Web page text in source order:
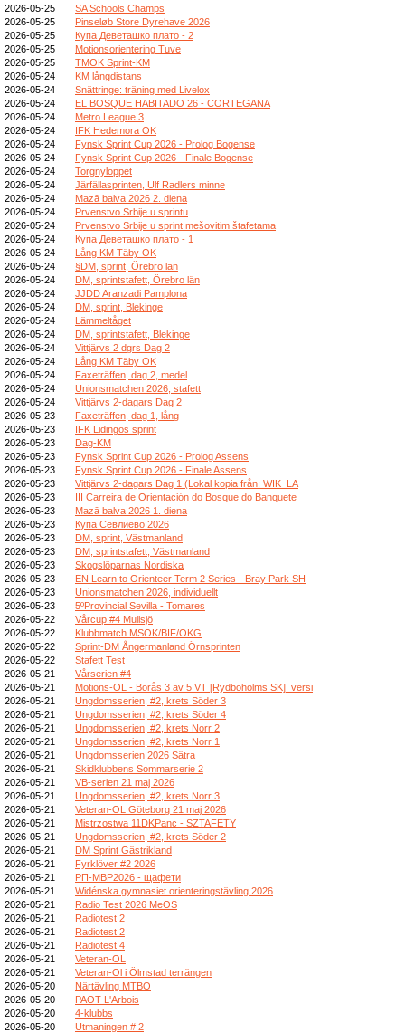
2026-05-25
SA Schools Champs
2026-05-25
Pinseløb Store Dyrehave 2026
2026-05-25
Купа Деветашко плато - 2
2026-05-25
Motionsorientering Tuve
2026-05-25
TMOK Sprint-KM
2026-05-24
KM långdistans
2026-05-24
Snättringe: träning med Livelox
2026-05-24
EL BOSQUE HABITADO 26 - CORTEGANA
2026-05-24
Metro League 3
2026-05-24
IFK Hedemora OK
2026-05-24
Fynsk Sprint Cup 2026 - Prolog Bogense
2026-05-24
Fynsk Sprint Cup 2026 - Finale Bogense
2026-05-24
Torgnyloppet
2026-05-24
Järfällasprinten, Ulf Radlers minne
2026-05-24
Mazā balva 2026 2. diena
2026-05-24
Prvenstvo Srbije u sprintu
2026-05-24
Prvenstvo Srbije u sprint mešovitim štafetama
2026-05-24
Купа Деветашко плато - 1
2026-05-24
Lång KM Täby OK
2026-05-24
§DM, sprint, Örebro län
2026-05-24
DM, sprintstafett, Örebro län
2026-05-24
JJDD Aranzadi Pamplona
2026-05-24
DM, sprint, Blekinge
2026-05-24
Lämmeltåget
2026-05-24
DM, sprintstafett, Blekinge
2026-05-24
Vittjärvs 2 dgrs Dag 2
2026-05-24
Lång KM Täby OK
2026-05-24
Faxeträffen, dag 2, medel
2026-05-24
Unionsmatchen 2026, stafett
2026-05-24
Vittjärvs 2-dagars Dag 2
2026-05-23
Faxeträffen, dag 1, lång
2026-05-23
IFK Lidingös sprint
2026-05-23
Dag-KM
2026-05-23
Fynsk Sprint Cup 2026 - Prolog Assens
2026-05-23
Fynsk Sprint Cup 2026 - Finale Assens
2026-05-23
Vittjärvs 2-dagars Dag 1 (Lokal kopia från: WIK_LA
2026-05-23
III Carreira de Orientación do Bosque do Banquete
2026-05-23
Mazā balva 2026 1. diena
2026-05-23
Купа Севлиево 2026
2026-05-23
DM, sprint, Västmanland
2026-05-23
DM, sprintstafett, Västmanland
2026-05-23
Skogslöparnas Nordiska
2026-05-23
EN Learn to Orienteer Term 2 Series - Bray Park SH
2026-05-23
Unionsmatchen 2026, individuellt
2026-05-23
5ºProvincial Sevilla - Tomares
2026-05-22
Vårcup #4 Mullsjö
2026-05-22
Klubbmatch MSOK/BIF/OKG
2026-05-22
Sprint-DM Ångermanland Örnsprinten
2026-05-22
Stafett Test
2026-05-21
Vårserien #4
2026-05-21
Motions-OL - Borås 3 av 5 VT [Rydboholms SK]_versi
2026-05-21
Ungdomsserien, #2, krets Söder 3
2026-05-21
Ungdomsserien, #2, krets Söder 4
2026-05-21
Ungdomsserien, #2, krets Norr 2
2026-05-21
Ungdomsserien, #2, krets Norr 1
2026-05-21
Ungdomsserien 2026 Sätra
2026-05-21
Skidklubbens Sommarserie 2
2026-05-21
VB-serien 21 maj 2026
2026-05-21
Ungdomsserien, #2, krets Norr 3
2026-05-21
Veteran-OL Göteborg 21 maj 2026
2026-05-21
Mistrzostwa 11DKPanc - SZTAFETY
2026-05-21
Ungdomsserien, #2, krets Söder 2
2026-05-21
DM Sprint Gästrikland
2026-05-21
Fyrklöver #2 2026
2026-05-21
РП-МВР2026 - щафети
2026-05-21
Widénska gymnasiet orienteringstävling 2026
2026-05-21
Radio Test 2026 MeOS
2026-05-21
Radiotest 2
2026-05-21
Radiotest 2
2026-05-21
Radiotest 4
2026-05-21
Veteran-OL
2026-05-21
Veteran-Ol i Ölmstad terrängen
2026-05-20
Närtävling MTBO
2026-05-20
PAOT L'Arbois
2026-05-20
4-klubbs
2026-05-20
Utmaningen # 2